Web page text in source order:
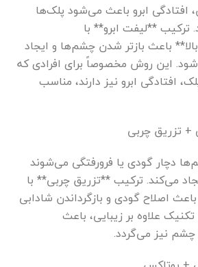
افتادگی ابرو باعث می‌شود پلک‌ها
ترکیب **لیفت ابرو** با
باعث بازتر شدن چشم‌ها و ایجاد
این روش مخصوصاً برای افرادی که
افتادگی ابرو نیز دارند، مناسب
دچار گودی یا فرورفتگی می‌شوند
می‌کند. ترکیب **تزریق چربی** با
اصلاح گودی و بازگرداندن شادابی
علاوه بر زیبایی، باعث
نیز می‌گردد.